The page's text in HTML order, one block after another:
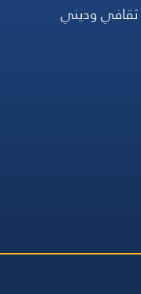
ثقافي وديني